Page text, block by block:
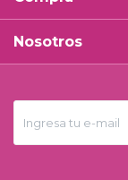
Nosotros